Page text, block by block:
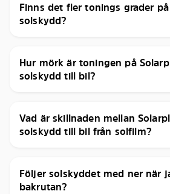
Finns det fler tonings grader
solskydd?
Hur mörk är toningen på
solskydd till bil?
Vad är skillnaden mellan
solskydd till bil från solfilm?
Följer solskyddet med ner när
bakrutan?